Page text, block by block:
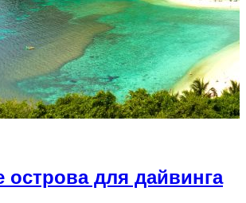
острова для дайвинга